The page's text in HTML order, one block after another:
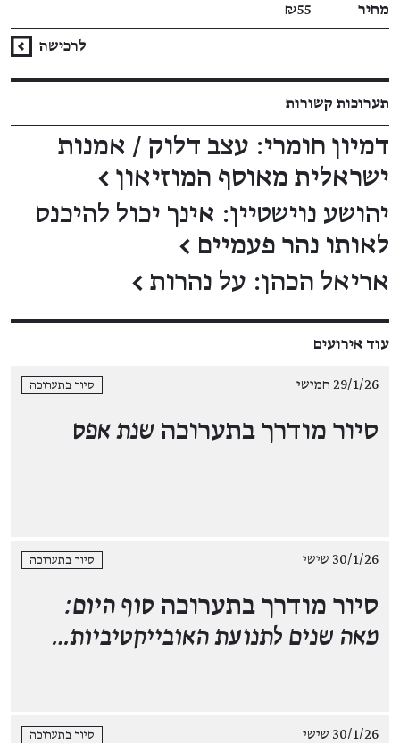
מחיר ₪55
לרכישה
תערוכות קשורות
דמיון חומרי: עצב דלוק / אמנות
ישראלית מאוסף המוזיאון ←
יהושע נוישטיין: אינך יכול להיכנס
לאותו נהר פעמיים ←
אריאל הכהן: על נהרות ←
עוד אירועים
29/1/26 חמישי סיור בתערוכה
סיור מודרך בתערוכה שנת אפס
30/1/26 שישי סיור בתערוכה
סיור מודרך בתערוכה סוף היום:
מאה שנים לתנועת האובייקטיביות…
30/1/26 שישי סיור בתערוכה